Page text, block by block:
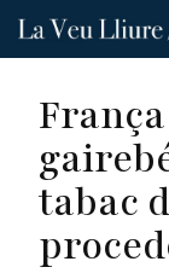
Vés
tabac